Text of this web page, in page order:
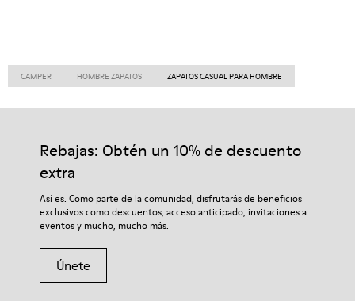
CAMPER HOMBRE ZAPATOS ZAPATOS CASUAL PARA HOMBRE
Rebajas: Obtén un 10% de descuento
extra
Así es. Como parte de la comunidad, disfrutarás de beneficios
exclusivos como descuentos, acceso anticipado, invitaciones a
eventos y mucho, mucho más.
Únete